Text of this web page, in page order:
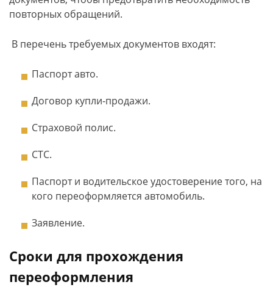
повторных обращений.
В перечень требуемых документов входят:
Паспорт авто.
Договор купли-продажи.
Страховой полис.
СТС.
Паспорт и водительское удостоверение того, на
кого переоформляется автомобиль.
Заявление.
Сроки для прохождения
переоформления